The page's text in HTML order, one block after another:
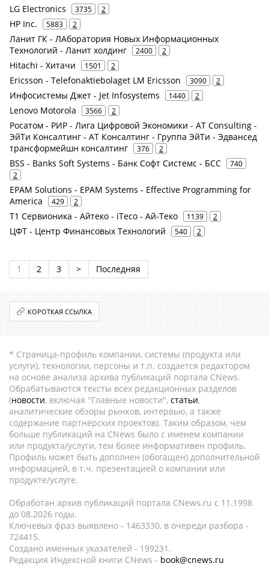
LG Electronics 3735 2
HP Inc. 5883 2
Ланит ГК - ЛАборатория Новых Информационных
Технологий - Ланит холдинг
2400 2
Hitachi - Хитачи 1501 2
Ericsson - Telefonaktiebolaget LM Ericsson 3090 2
Инфосистемы Джет - Jet Infosystems 1440 2
Lenovo Motorola 3566 2
Росатом - РИР - Лига Цифровой Экономики - AT Consulting -
ЭйТи Консалтинг - АТ Консалтинг - Группа ЭйТи - Эдвансед
трансформейшн консалтинг
376 2
BSS - Banks Soft Systems - Банк Софт Системс - БСС
740
2
EPAM Solutions - EPAM Systems - Effective Programming for
America
429 2
Т1 Сервионика - Айтеко - iTeco - Ай-Теко 1139 2
ЦФТ - Центр Финансовых Технологий 540 2
1 2 3 > Последняя
КОРОТКАЯ ССЫЛКА
* Страница-профиль компании, системы (продукта или
услуги), технологии, персоны и т.п. создается редактором
на основе анализа архива публикаций портала CNews.
Обрабатываются тексты всех редакционных разделов
(новости, включая "Главные новости", статьи,
аналитические обзоры рынков, интервью, а также
содержание партнёрских проектов). Таким образом, чем
больше публикаций на CNews было с именем компании
или продукта/услуги, тем более информативен профиль.
Профиль может быть дополнен (обогащен) дополнительной
информацией, в т.ч. презентацией о компании или
продукте/услуге.
Обработан архив публикаций портала CNews.ru c 11.1998
до 08.2026 годы.
Ключевых фраз выявлено - 1463330, в очереди разбора -
724415.
Создано именных указателей - 199231.
Редакция Индексной книги CNews - book@cnews.ru